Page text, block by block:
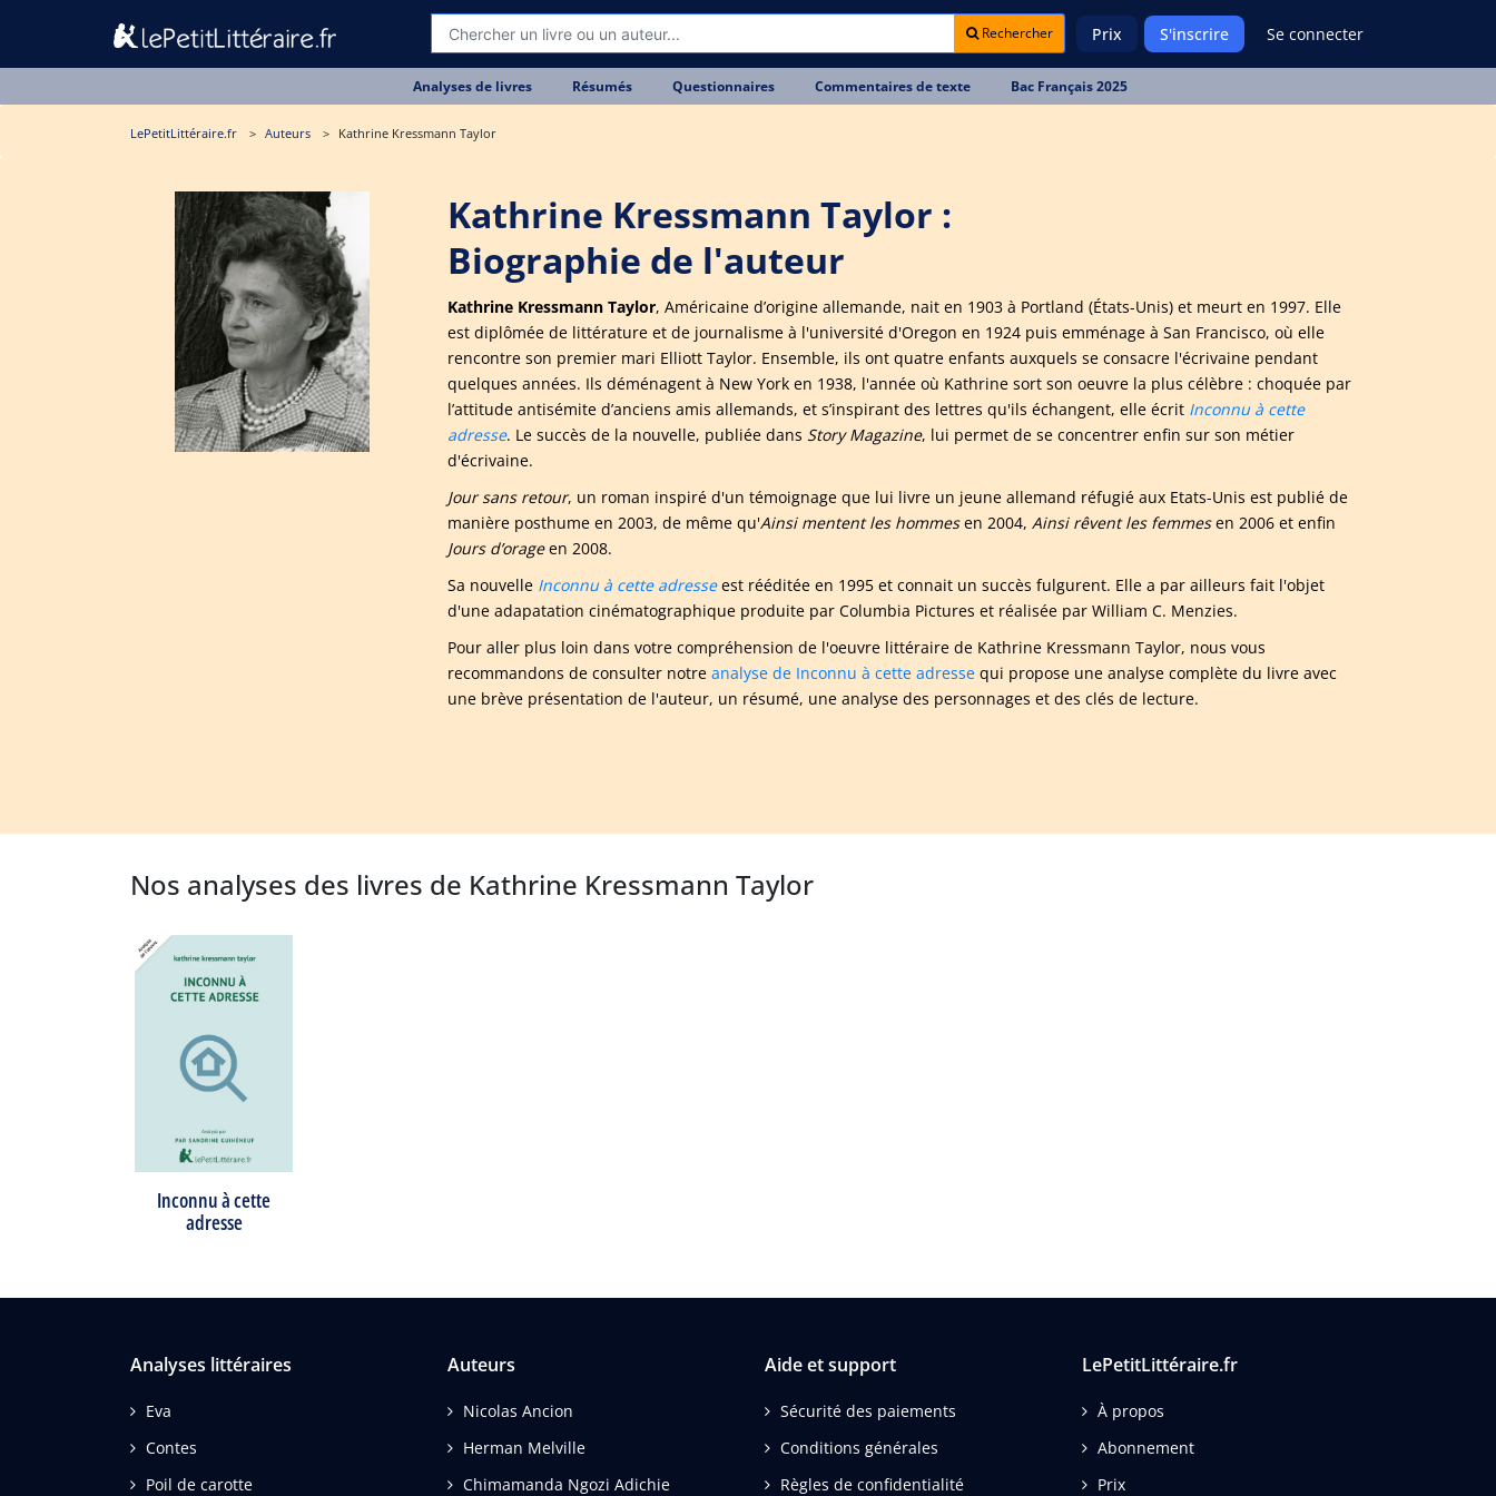
Rechercher Prix S'inscrire Se connecter
Analyses de livres Résumés Questionnaires Commentaires de texte Bac Français 2025
LePetitLittéraire.fr Auteurs Kathrine Kressmann Taylor
Kathrine Kressmann Taylor :
Biographie de l'auteur
Kathrine Kressmann Taylor, Américaine d’origine allemande, nait en 1903 à Portland (États-Unis) et meurt en 1997. Elle
est diplômée de littérature et de journalisme à l'université d'Oregon en 1924 puis emménage à San Francisco, où elle
rencontre son premier mari Elliott Taylor. Ensemble, ils ont quatre enfants auxquels se consacre l'écrivaine pendant
quelques années. Ils déménagent à New York en 1938, l'année où Kathrine sort son oeuvre la plus célèbre : choquée par
l’attitude antisémite d’anciens amis allemands, et s’inspirant des lettres qu'ils échangent, elle écrit Inconnu à cette
adresse. Le succès de la nouvelle, publiée dans Story Magazine, lui permet de se concentrer enfin sur son métier
d'écrivaine.
Jour sans retour, un roman inspiré d'un témoignage que lui livre un jeune allemand réfugié aux Etats-Unis est publié de
manière posthume en 2003, de même qu'Ainsi mentent les hommesen 2004, Ainsi rêvent les femmesen 2006 et enfin
Jours d’orageen 2008.
Sa nouvelle Inconnu à cette adresseest rééditée en 1995 et connait un succès fulgurent. Elle a par ailleurs fait l'objet
d'une adapatation cinématographique produite par Columbia Pictures et réalisée par William C. Menzies.
Pour aller plus loin dans votre compréhension de l'oeuvre littéraire de Kathrine Kressmann Taylor, nous vous
recommandons de consulter notre analyse de Inconnu à cette adresse qui propose une analyse complète du livre avec
une brève présentation de l'auteur, un résumé, une analyse des personnages et des clés de lecture.
Nos analyses des livres de Kathrine Kressmann Taylor
Inconnu à cette
adresse
Analyses littéraires
Eva
Contes
Poil de carotte
Auteurs
Nicolas Ancion
Herman Melville
Chimamanda Ngozi Adichie
Aide et support
Sécurité des paiements
Conditions générales
Règles de confidentialité
LePetitLittéraire.fr
À propos
Abonnement
Prix